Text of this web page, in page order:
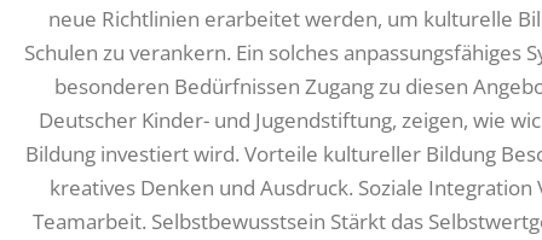
neue Richtlinien erarbeitet werden, um kulturelle
Schulen zu verankern. Ein solches anpassungsfähiges
besonderen Bedürfnissen Zugang zu diesen
Deutscher Kinder- und Jugendstiftung, zeigen, wie
Bildung investiert wird. Vorteile kultureller Bildung
kreatives Denken und Ausdruck. Soziale
Teamarbeit. Selbstbewusstsein Stärkt das